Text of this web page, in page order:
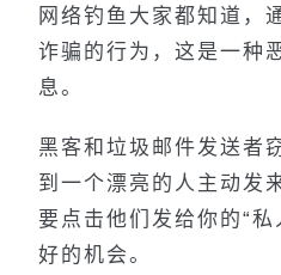
网络钓鱼大家都知道，
诈骗的行为，这是一种
息。
黑客和垃圾邮件发送者
到一个漂亮的人主动发
要点击他们发给你的“
好的机会。